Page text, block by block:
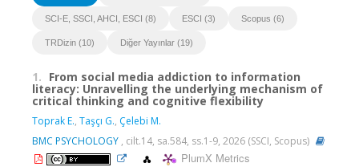
SCI-E, SSCI, AHCI, ESCI (8) ESCI (3) Scopus (6)
TRDizin (10) Diğer Yayınlar (19)
1. From social media addiction to information
literacy: Unravelling the underlying mechanism of
critical thinking and cognitive flexibility
Toprak E., Taşçı G., Çelebi M.
BMC PSYCHOLOGY , cilt.14, sa.584, ss.1-9, 2026 (SSCI, Scopus)
PlumX Metrics